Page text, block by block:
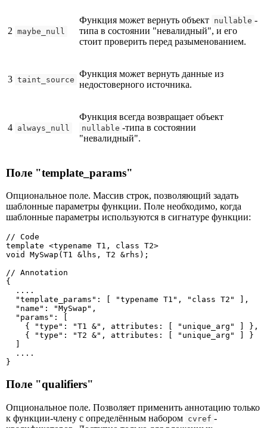
2 maybe_null
Функция может вернуть объект nullable -
типа в состоянии "невалидный", и его
стоит проверить перед разыменованием.
3 taint_source
Функция может вернуть данные из
недостоверного источника.
4 always_null
Функция всегда возвращает объект
nullable -типа в состоянии
"невалидный".
Поле "template_params"
Опциональное поле. Массив строк, позволяющий задать
шаблонные параметры функции. Поле необходимо, когда
шаблонные параметры используются в сигнатуре функции:
// Code
template <typename T1, class T2>
void MySwap(T1 &lhs, T2 &rhs);
// Annotation
{
  ....
  "template_params": [ "typename T1", "class T2" ],
  "name": "MySwap",
  "params": [
    { "type": "T1 &", attributes: [ "unique_arg" ] },
    { "type": "T2 &", attributes: [ "unique_arg" ] }
  ....
}
Поле "qualifiers"
Опциональное поле. Позволяет применить аннотацию только
к функции-члену с определённым набором cvref -